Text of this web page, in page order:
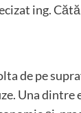
ing.
de pe
Una dintre